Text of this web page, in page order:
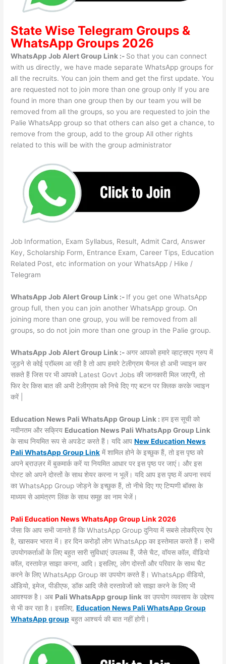
State WiseTelegram Groups &
WhatsApp Groups 2026
WhatsApp Job Alert Group Link :- So that you can connect
with us directly, we have made separate WhatsApp groups for
all the recruits. You can join them and get the first update. You
are requested not to join more than one group only If you are
found in more than one group then by our team you will be
removed from all the groups, so you are requested to join the
Palie WhatsApp group so that others can also get a chance, to
remove from the group, add to the group All other rights
related to this will be with the group administrator
Job Information, Exam Syllabus, Result, Admit Card, Answer
Key, Scholarship Form, Entrance Exam, Career Tips, Education
Related Post, etc information on your WhatsApp / Hike /
Telegram
WhatsApp Job Alert Group Link :- If you get one WhatsApp
group full, then you can join another WhatsApp group. On
joining more than one group, you will be removed from all
groups, so do not join more than one group in the Palie group.
WhatsApp Job Alert Group Link :-अगर आपको हमारे व्हाट्सएप ग्रुप में
जुड़ने से कोई प्रॉब्लम आ रही है तो आप हमारे टेलीग्राम चैनल हो अभी ज्वाइन कर
सकते हैं जिस पर भी आपको Latest Govt Jobs की जानकारी मिल जाएगी, तो
फिर देर किस बात की अभी टेलीग्राम को निचे दिए गए बटन पर क्लिक करके ज्वाइन
करें |
Education News Pali WhatsApp Group Link :हम इस सूची को
नवीनतम और सक्रिय Education News Pali WhatsApp Group Link
के साथ नियमित रूप से अपडेट करते हैं। यदि आपNew Education News
Pali WhatsApp Group Link में शामिल होने के इच्छुक हैं, तो इस पृष्ठ को
अपने ब्राउज़र में बुकमार्क करें या नियमित आधार पर इस पृष्ठ पर जाएं। और इस
पोस्ट को अपने दोस्तों के साथ शेयर करना न भूलें। यदि आप इस पृष्ठ में अपना स्वयं
का WhatsApp Group जोड़ने के इच्छुक हैं, तो नीचे दिए गए टिप्पणी बॉक्स के
माध्यम से आमंत्रण लिंक के साथ समूह का नाम भेजें।
Pali Education News WhatsApp Group Link 2026
जैसा कि आप सभी जानते हैं कि WhatsApp Group दुनिया में सबसे लोकप्रिय ऐप
है, खासकर भारत में। हर दिन करोड़ों लोग WhatsApp का इस्तेमाल करते हैं। सभी
उपयोगकर्ताओं के लिए बहुत सारी सुविधाएं उपलब्ध हैं, जैसे चैट, वॉयस कॉल, वीडियो
कॉल, दस्तावेज़ साझा करना, आदि। इसलिए, लोग दोस्तों और परिवार के साथ चैट
करने के लिए WhatsApp Group का उपयोग करते हैं। WhatsApp वीडियो,
ऑडियो, इमेज, पीडीएफ, डॉक आदि जैसे दस्तावेजों को साझा करने के लिए भी
आवश्यक है। अब Pali WhatsApp group link का उपयोग व्यवसाय के उद्देश्य
से भी कर रहा है। इसलिए,Education News Pali WhatsApp Group
WhatsApp group बहुत आश्चर्य की बात नहीं होगी।